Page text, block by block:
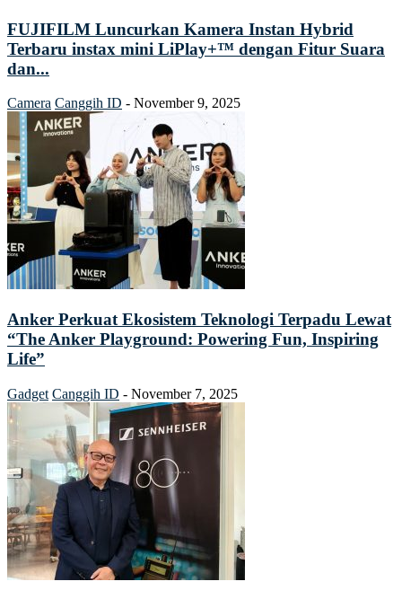
FUJIFILM Luncurkan Kamera Instan Hybrid
Terbaru instax mini LiPlay+™ dengan Fitur Suara
dan...
Camera Canggih ID - November 9, 2025
Anker Perkuat Ekosistem Teknologi Terpadu Lewat
“The Anker Playground: Powering Fun, Inspiring
Life”
Gadget Canggih ID - November 7, 2025